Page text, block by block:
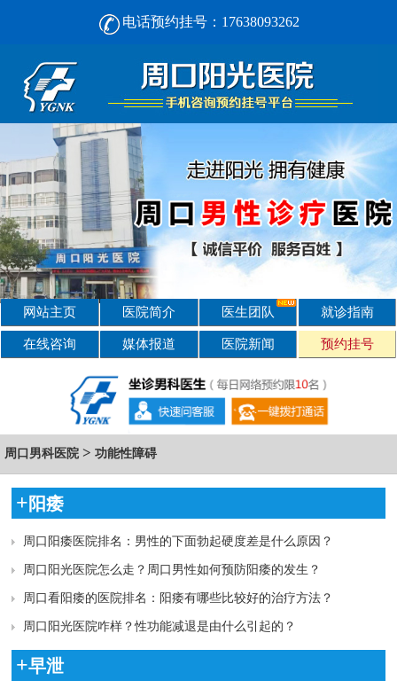
电话预约挂号：17638093262
周口男人看男科， [选对不选贵] 正规男科，看诊安心-周口阳光男科医院
网站主页 医院简介 医生团队 就诊指南
在线咨询 媒体报道 医院新闻 预约挂号
周口男科医院 > 功能性障碍
+阳痿
周口阳痿医院排名：男性的下面勃起硬度差是什么原因？
周口阳光医院怎么走？周口男性如何预防阳痿的发生？
周口看阳痿的医院排名：阳痿有哪些比较好的治疗方法？
周口阳光医院咋样？性功能减退是由什么引起的？
+早泄